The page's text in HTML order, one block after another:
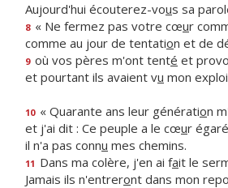
Aujourd'hui écouterez-vous sa
8 « Ne fermez pas votre cœur
comme au jour de tentation et de
9 où vos pères m'ont tenté et
et pourtant ils avaient vu mon
10 « Quarante ans leur génération
et j'ai dit : Ce peuple a le cœur
il n'a pas connu mes chemins.
11 Dans ma colère, j'en ai fait le
Jamais ils n'entreront dans mon